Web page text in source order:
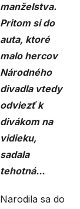
manželstva.
Pritom si do
auta, ktoré
malo hercov
Národného
divadla vtedy
odviezť k
divákom na
vidieku,
sadala
tehotná...
Narodila sa do